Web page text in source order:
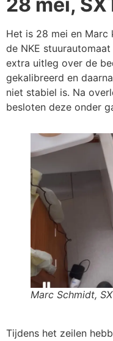
Het is 28 mei en Marc
de NKE
extra uitleg over de
gekalibreerd en
niet stabiel is. Na
besloten deze onder
Marc Schmidt,
Tijdens het zeilen